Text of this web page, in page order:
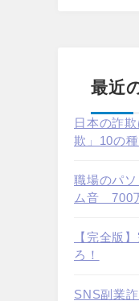
最近
日本の詐
欺」10の
職場のパ
ム音 700
【完全版
ろ！
SNS副業